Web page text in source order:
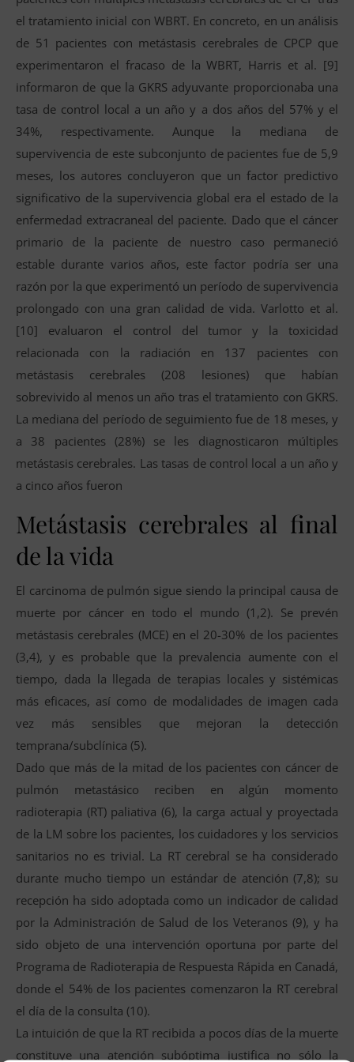
el tratamiento inicial con WBRT. En concreto, en un análisis
de 51 pacientes con metástasis cerebrales de CPCP que
experimentaron el fracaso de la WBRT, Harris et al. [9]
informaron de que la GKRS adyuvante proporcionaba una
tasa de control local a un año y a dos años del 57% y el
34%, respectivamente. Aunque la mediana de
supervivencia de este subconjunto de pacientes fue de 5,9
meses, los autores concluyeron que un factor predictivo
significativo de la supervivencia global era el estado de la
enfermedad extracraneal del paciente. Dado que el cáncer
primario de la paciente de nuestro caso permaneció
estable durante varios años, este factor podría ser una
razón por la que experimentó un período de supervivencia
prolongado con una gran calidad de vida. Varlotto et al.
[10] evaluaron el control del tumor y la toxicidad
relacionada con la radiación en 137 pacientes con
metástasis cerebrales (208 lesiones) que habían
sobrevivido al menos un año tras el tratamiento con GKRS.
La mediana del período de seguimiento fue de 18 meses, y
a 38 pacientes (28%) se les diagnosticaron múltiples
metástasis cerebrales. Las tasas de control local a un año y
a cinco años fueron
Metástasis cerebrales al final
de la vida
El carcinoma de pulmón sigue siendo la principal causa de
muerte por cáncer en todo el mundo (1,2). Se prevén
metástasis cerebrales (MCE) en el 20-30% de los pacientes
(3,4), y es probable que la prevalencia aumente con el
tiempo, dada la llegada de terapias locales y sistémicas
más eficaces, así como de modalidades de imagen cada
vez más sensibles que mejoran la detección
temprana/subclínica (5).
Dado que más de la mitad de los pacientes con cáncer de
pulmón metastásico reciben en algún momento
radioterapia (RT) paliativa (6), la carga actual y proyectada
de la LM sobre los pacientes, los cuidadores y los servicios
sanitarios no es trivial. La RT cerebral se ha considerado
durante mucho tiempo un estándar de atención (7,8); su
recepción ha sido adoptada como un indicador de calidad
por la Administración de Salud de los Veteranos (9), y ha
sido objeto de una intervención oportuna por parte del
Programa de Radioterapia de Respuesta Rápida en Canadá,
donde el 54% de los pacientes comenzaron la RT cerebral
el día de la consulta (10).
La intuición de que la RT recibida a pocos días de la muerte
constituye una atención subóptima justifica no sólo la